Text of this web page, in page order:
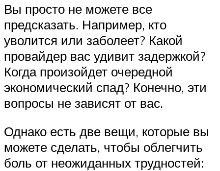
Вы просто не можете все
предсказать. Например, кто
уволится или заболеет? Какой
провайдер вас удивит задержкой?
Когда произойдет очередной
экономический спад? Конечно, эти
вопросы не зависят от вас.
Однако есть две вещи, которые вы
можете сделать, чтобы облегчить
боль от неожиданных трудностей: